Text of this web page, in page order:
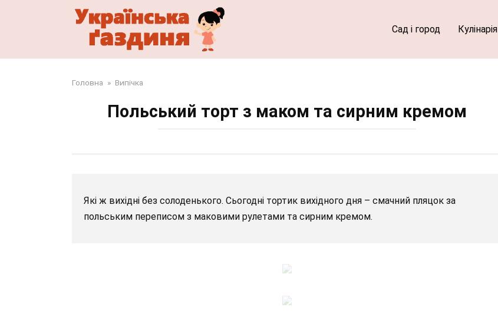
Сад і город Кулінарія
Головна » Випічка
Польський торт з маком та сирним кремом
Які ж вихідні без солоденького. Сьогодні тортик вихідного дня – смачний пляцок за
польським переписом з маковими рулетами та сирним кремом.